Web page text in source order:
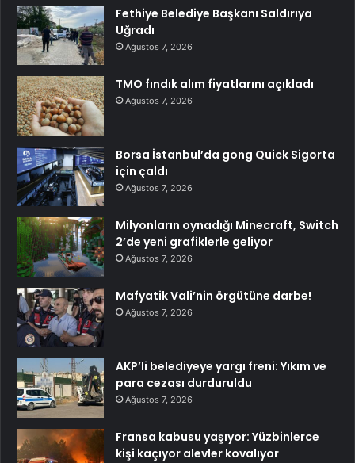
Fethiye Belediye Başkanı Saldırıya
Uğradı
Ağustos 7, 2026
TMO fındık alım fiyatlarını açıkladı
Ağustos 7, 2026
Borsa İstanbul’da gong Quick Sigorta
için çaldı
Ağustos 7, 2026
Milyonların oynadığı Minecraft, Switch
2’de yeni grafiklerle geliyor
Ağustos 7, 2026
Mafyatik Vali’nin örgütüne darbe!
Ağustos 7, 2026
AKP’li belediyeye yargı freni: Yıkım ve
para cezası durduruldu
Ağustos 7, 2026
Fransa kabusu yaşıyor: Yüzbinlerce
kişi kaçıyor alevler kovalıyor